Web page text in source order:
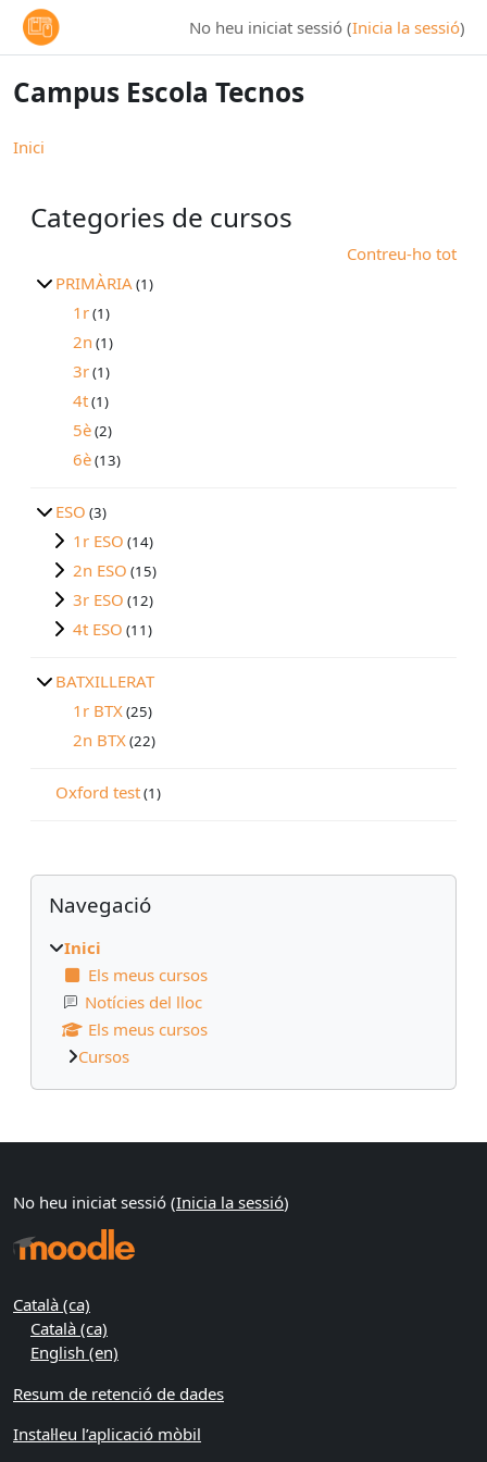
Ves al contingut principal
No heu iniciat sessió (Inicia la sessió)
Campus Escola Tecnos
Inici
Categories de cursos
Contreu-ho tot
PRIMÀRIA (1)
1r(1)
2n (1)
3r(1)
4t(1)
5è(2)
6è(13)
ESO (3)
1r ESO (14)
2n ESO (15)
3r ESO (12)
4t ESO (11)
BATXILLERAT
1r BTX(25)
2n BTX(22)
Oxford test(1)
Blocs
Omet Navegació
Navegació
Inici
Els meus cursos
Notícies del lloc
Els meus cursos
Cursos
Blocs suplementaris
No heu iniciat sessió (Inicia la sessió)
Català ‎(ca)‎
Català ‎(ca)‎
English ‎(en)‎
Resum de retenció de dades
Instal·leu l’aplicació mòbil